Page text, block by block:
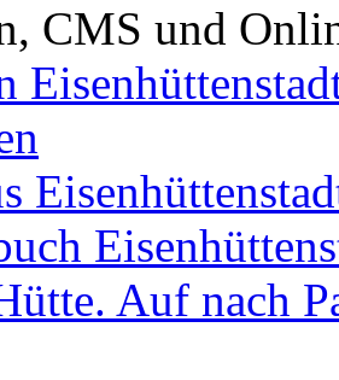
CMS und
Auf nach